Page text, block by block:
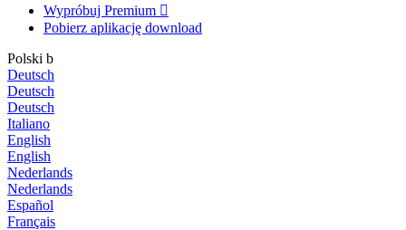
Wypróbuj Premium 
Pobierz aplikację download
Polski b
Deutsch
Deutsch
Deutsch
Italiano
English
English
Nederlands
Nederlands
Español
Français